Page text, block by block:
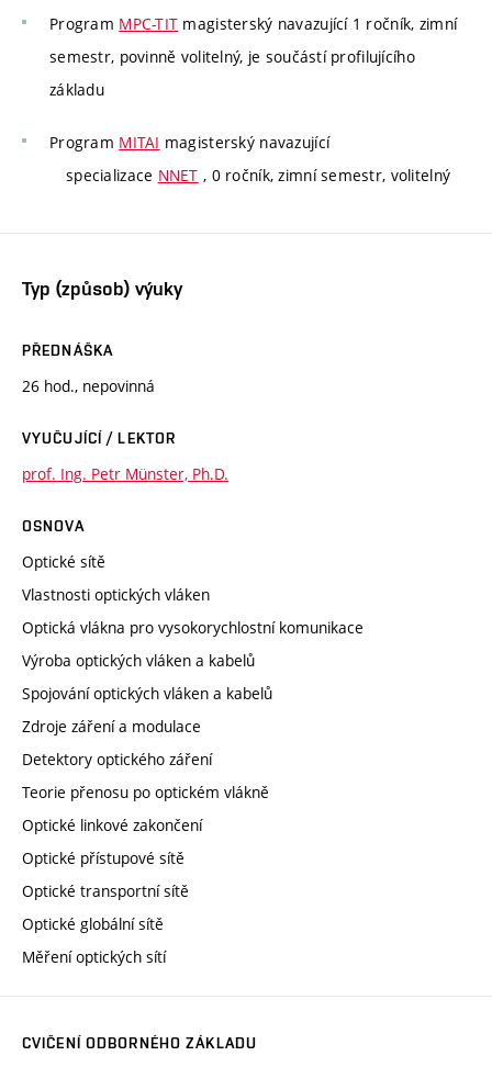
Program MPC-TIT magisterský navazující 1 ročník, zimní
semestr, povinně volitelný, je součástí profilujícího
základu
Program MITAI magisterský navazující
specializace NNET , 0 ročník, zimní semestr, volitelný
Typ (způsob) výuky
PŘEDNÁŠKA
26 hod., nepovinná
VYUČUJÍCÍ / LEKTOR
prof. Ing. Petr Münster, Ph.D.
OSNOVA
Optické sítě
Vlastnosti optických vláken
Optická vlákna pro vysokorychlostní komunikace
Výroba optických vláken a kabelů
Spojování optických vláken a kabelů
Zdroje záření a modulace
Detektory optického záření
Teorie přenosu po optickém vlákně
Optické linkové zakončení
Optické přístupové sítě
Optické transportní sítě
Optické globální sítě
Měření optických sítí
CVIČENÍ ODBORNÉHO ZÁKLADU